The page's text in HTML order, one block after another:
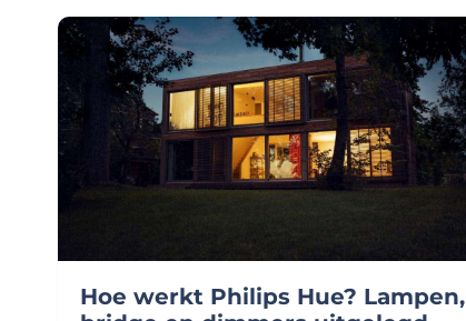
Hoe werkt Philips Hue? Lampen,